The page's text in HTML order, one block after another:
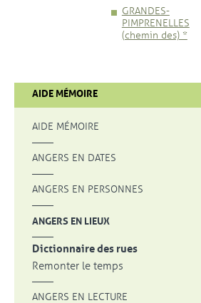
GRANDES-
PIMPRENELLES
(chemin des) *
AIDE MÉMOIRE
AIDE MÉMOIRE
ANGERS EN DATES
ANGERS EN PERSONNES
ANGERS EN LIEUX
Dictionnaire des rues
Remonter le temps
ANGERS EN LECTURE